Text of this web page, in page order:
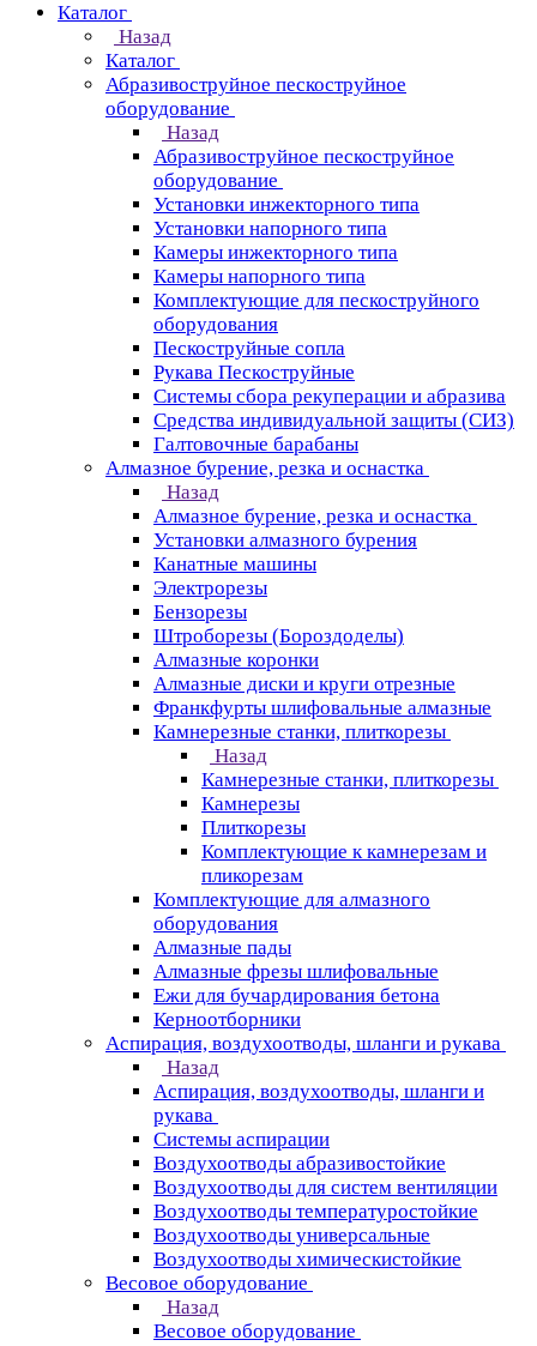
Каталог
Назад
Каталог
Абразивоструйное пескоструйное
оборудование
Назад
Абразивоструйное пескоструйное
оборудование
Установки инжекторного типа
Установки напорного типа
Камеры инжекторного типа
Камеры напорного типа
Комплектующие для пескоструйного
оборудования
Пескоструйные сопла
Рукава Пескоструйные
Системы сбора рекуперации и абразива
Средства индивидуальной защиты (СИЗ)
Галтовочные барабаны
Алмазное бурение, резка и оснастка
Назад
Алмазное бурение, резка и оснастка
Установки алмазного бурения
Канатные машины
Электрорезы
Бензорезы
Штроборезы (Бороздоделы)
Алмазные коронки
Алмазные диски и круги отрезные
Франкфурты шлифовальные алмазные
Камнерезные станки, плиткорезы
Назад
Камнерезные станки, плиткорезы
Камнерезы
Плиткорезы
Комплектующие к камнерезам и
пликорезам
Комплектующие для алмазного
оборудования
Алмазные пады
Алмазные фрезы шлифовальные
Ежи для бучардирования бетона
Керноотборники
Аспирация, воздухоотводы, шланги и рукава
Назад
Аспирация, воздухоотводы, шланги и
рукава
Системы аспирации
Воздухоотводы абразивостойкие
Воздухоотводы для систем вентиляции
Воздухоотводы температуростойкие
Воздухоотводы универсальные
Воздухоотводы химическистойкие
Весовое оборудование
Назад
Весовое оборудование